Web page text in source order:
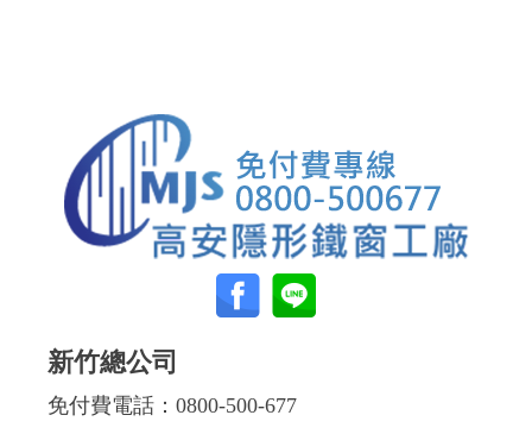
新竹總公司
免付費電話： 0800-500-677